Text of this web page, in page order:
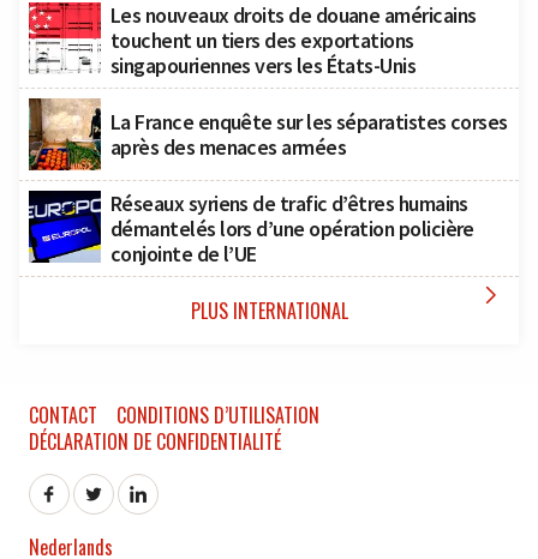
Les nouveaux droits de douane américains
touchent un tiers des exportations
singapouriennes vers les États-Unis
La France enquête sur les séparatistes corses
après des menaces armées
Réseaux syriens de trafic d’êtres humains
démantelés lors d’une opération policière
conjointe de l’UE
PLUS INTERNATIONAL 
CONTACT
CONDITIONS D’UTILISATION
DÉCLARATION DE CONFIDENTIALITÉ
Nederlands